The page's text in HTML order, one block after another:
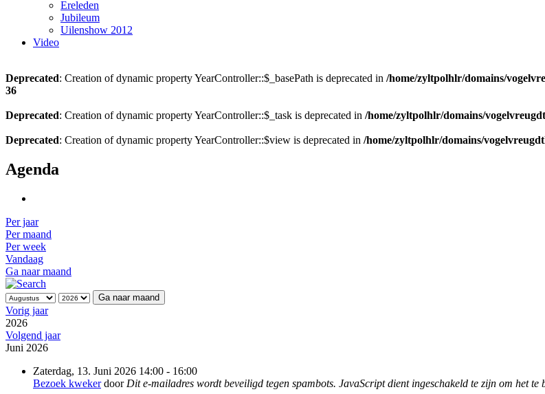
Ereleden
Jubileum
Uilenshow 2012
Video
Deprecated: Creation of dynamic property YearController::$_basePath is deprecated in /home/zyltpolhlr/domains/
36
Deprecated: Creation of dynamic property YearController::$_task is deprecated in /home/zyltpolhlr/domains/
Deprecated: Creation of dynamic property YearController::$view is deprecated in /home/zyltpolhlr/domains/
Agenda
Per jaar
Per maand
Per week
Vandaag
Ga naar maand
Ga naar maand
Vorig jaar
2026
Volgend jaar
Juni 2026
Zaterdag, 13. Juni 2026 14:00 - 16:00
Bezoek kwekerdoor Dit e-mailadres wordt beveiligd tegen spambots. JavaScript dient ingeschakeld te zijn om het te